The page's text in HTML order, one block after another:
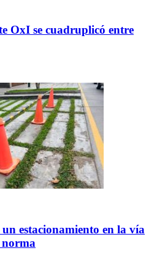
OxI se cuadruplicó entre
un estacionamiento en la vía
norma